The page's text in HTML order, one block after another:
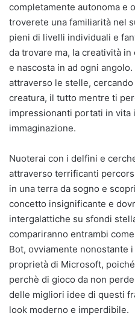
completamente autonoma e
troverete una familiarità nel
pieni di livelli individuali e
da trovare ma, la creatività
e nascosta in ad ogni
attraverso le stelle,
creatura, il tutto mentre ti
impressionanti portati in vita
immaginazione.
Nuoterai con i delfini e
attraverso terrificanti
in una terra da sogno e
concetto insignificante e
intergalattiche su sfondi
compariranno entrambi
Bot, ovviamente nonostante
proprietà di Microsoft,
perchè di gioco da non
delle migliori idee di questi
look moderno e imperdibile.